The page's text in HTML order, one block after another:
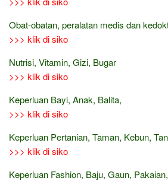
Obat-obatan, peralatan medis dan
>>> klik di siko
Nutrisi, Vitamin, Gizi, Bugar
>>> klik di siko
Keperluan Bayi, Anak, Balita,
>>> klik di siko
Keperluan Pertanian, Taman, Kebun,
>>> klik di siko
Keperluan Fashion, Baju, Gaun,